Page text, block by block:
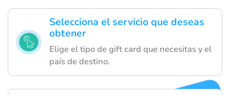
Selecciona el servicio que deseas
obtener
Elige el tipo de gift card que necesitas y el
país de destino.